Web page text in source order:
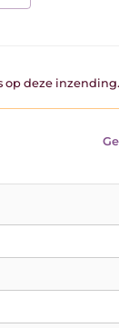
op deze inzending.